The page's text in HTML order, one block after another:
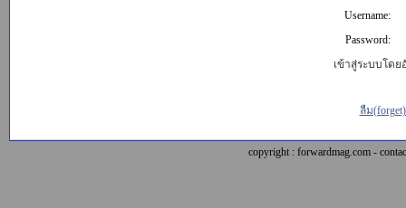
Username:
Password:
เข้าสู่ระบบโดย
ลืม
copyright : forwardmag.com -